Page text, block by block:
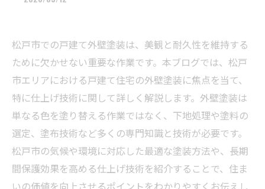
松戸市での戸建て外壁塗装は、美観と耐久性を維持する
ために欠かせない重要な作業です。本ブログでは、松戸
市エリアにおける戸建て住宅の外壁塗装に焦点を当て、
特に仕上げ技術に関して詳しく解説します。外壁塗装は
単なる色を塗り替える作業ではなく、下地処理や塗料の
選定、塗布技術など多くの専門知識と技術が必要です。
松戸市の気候や環境に対応した最適な塗装方法や、長期
間保護効果を高める仕上げ技術を紹介することで、住ま
いの価値を向上させるポイントをわかりやすくお伝えし